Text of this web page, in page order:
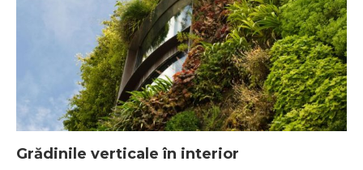
Grădinile verticale în interior